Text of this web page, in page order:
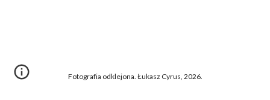
Fotografia odklejona. Łukasz Cyrus, 2026.